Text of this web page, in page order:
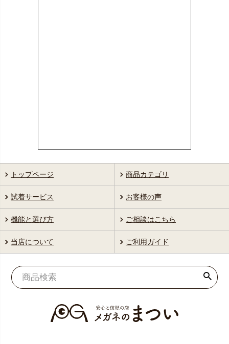
トップページ 商品カテゴリ
試着サービス お客様の声
機能と選び方 ご相談はこちら
当店について ご利用ガイド